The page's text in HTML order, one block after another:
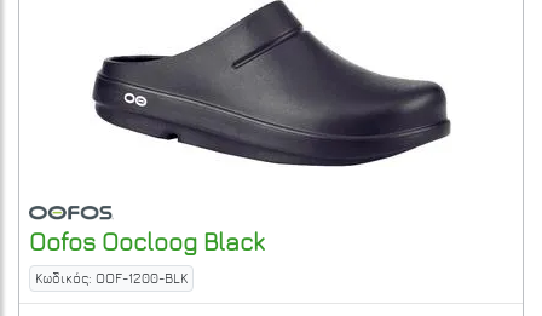
Oofos Oocloog Black
Κωδικός: OOF-1200-BLK